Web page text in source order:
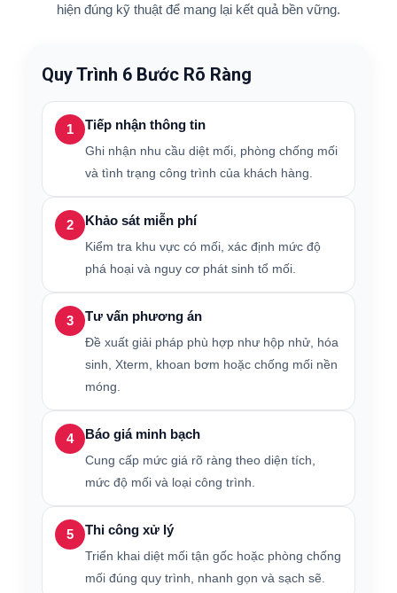
hiện đúng kỹ thuật để mang lại kết quả bền vững.
Quy Trình 6 Bước Rõ Ràng
1 Tiếp nhận thông tin
Ghi nhận nhu cầu diệt mối, phòng chống mối
và tình trạng công trình của khách hàng.
2 Khảo sát miễn phí
Kiểm tra khu vực có mối, xác định mức độ
phá hoại và nguy cơ phát sinh tổ mối.
3 Tư vấn phương án
Đề xuất giải pháp phù hợp như hộp nhử, hóa
sinh, Xterm, khoan bơm hoặc chống mối nền
móng.
4 Báo giá minh bạch
Cung cấp mức giá rõ ràng theo diện tích,
mức độ mối và loại công trình.
5 Thi công xử lý
Triển khai diệt mối tận gốc hoặc phòng chống
mối đúng quy trình, nhanh gọn và sạch sẽ.